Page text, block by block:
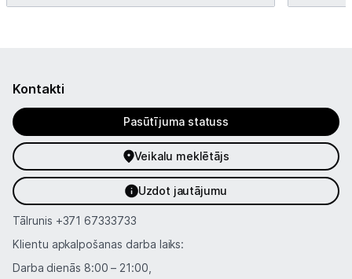
Kontakti
Pasūtījuma statuss
Veikalu meklētājs
Uzdot jautājumu
Tālrunis +371 67333733
Klientu apkalpošanas darba laiks:
Darba dienās 8:00 – 21:00,